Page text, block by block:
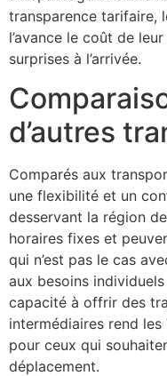
transparence tarifaire,
l’avance le coût de
surprises à l’arrivée.
d’autres
Comparés aux
une flexibilité et un
desservant la région
horaires fixes et
qui n’est pas le cas
aux besoins
capacité à offrir des
intermédiaires rend
pour ceux qui
déplacement.